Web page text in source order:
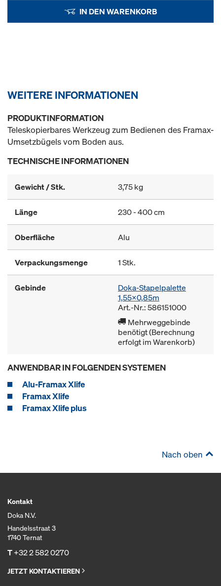
IN DEN WARENKORB
WEITERE INFORMATIONEN
PRODUKTINFORMATION
Teleskopierbares Werkzeug zum Bedienen des Framax-
Umsetzbügels vom Boden aus.
TECHNISCHE INFORMATIONEN
Gewicht / Stk. 3,75 kg
Länge 230 - 400 cm
Oberfläche Alu
Verpackungsmenge 1 Stk.
Gebinde
Doka-Stapelpalette
1,55x0,85m
Art.-Nr.: 586151000
Mehrweggebinde
benötigt (Berechnung
erfolgt im Warenkorb)
ANWENDBAR IN FOLGENDEN SYSTEMEN
Alu-Framax Xlife
Framax Xlife
Framax Xlife plus
Nach oben
Kontakt
Doka N.V.
Handelsstraat 3
1740 Ternat
T+32 2 582 0270
JETZT KONTAKTIEREN